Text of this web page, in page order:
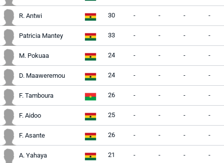
R. Antwi 30 - - - -
Patricia Mantey 33 - - - -
M. Pokuaa 24 - - - -
D. Maaweremou 24 - - - -
F. Tamboura 26 - - - -
F. Aidoo 25 - - - -
F. Asante 26 - - - -
A. Yahaya 21 - - - -